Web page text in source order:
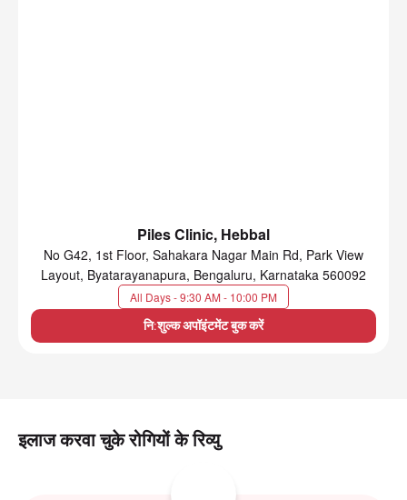
Piles Clinic, Hebbal
No G42, 1st Floor, Sahakara Nagar Main Rd, Park View
Layout, Byatarayanapura, Bengaluru, Karnataka 560092
All Days - 9:30 AM - 10:00 PM
नि:शुल्क अपॉइंटमेंट बुक करें
इलाज करवा चुके रोगियों के रिव्यु